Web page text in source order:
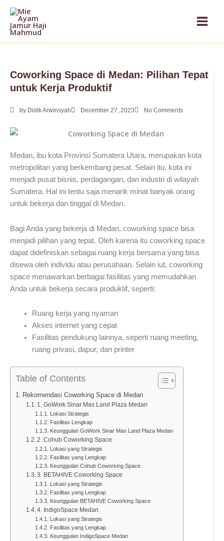
Skip
content
Coworking Space di Medan: Pilihan Tepat
untuk Kerja Produktif
by Didik Arwinsyah December 27, 2023 No Comments
Medan, ibu kota Provinsi Sumatera Utara, merupakan kota
metropolitan yang berkembang pesat. Selain itu, kota ini
menjadi pusat bisnis, perdagangan, dan industri di wilayah
Sumatera. Hal ini tentu saja menarik minat banyak orang
untuk bekerja dan tinggal di Medan.
Bagi Anda yang bekerja di Medan, coworking space bisa
menjadi pilihan yang tepat. Oleh karena itu coworking space
dapat didefiniskan sebagai ruang kerja bersama yang bisa
disewa oleh individu atau perusahaan. Selain iut, coworking
space menawarkan berbagai fasilitas yang memudahkan
Anda untuk bekerja secara produktif, seperti:
Ruang kerja yang nyaman
Akses internet yang cepat
Fasilitas pendukung lainnya, seperti ruang meeting,
ruang privasi, dapur, dan printer
Table of Contents
Rekomendasi Coworking Space di Medan
1. GoWork Sinar Mas Land Plaza Medan
Lokasi Strategis
Fasilitas Lengkap
Keunggulan GoWork Sinar Mas Land Plaza Medan
2. Cohub Coworking Space
Lokasi yang Strategis
Fasilitas yang Lengkap
Keunggulan Cohub Coworking Space
3. BETAHIVE Coworking Space
Lokasi yang Strategis
Fasilitas yang Lengkap
Keunggulan BETAHIVE Coworking Space
4. IndigoSpace Medan
Lokasi yang Strategis
Fasilitas yang Lengkap
Keunggulan IndigoSpace Medan